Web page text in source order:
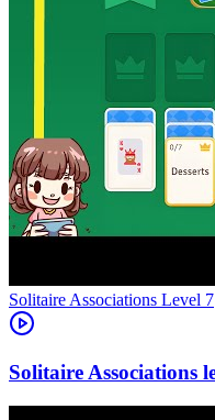
Level 7